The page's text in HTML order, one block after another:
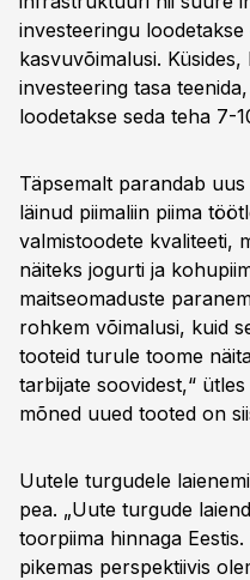
investeeringu
kasvuvõimalusi.
investeering tasa
loodetakse seda teha 7-
Täpsemalt parandab
läinud piimaliin piima
valmistoodete kvaliteeti,
näiteks jogurti ja
maitseomaduste
rohkem võimalusi, kuid
tooteid turule toome
tarbijate soovidest,“
mõned uued tooted on
Uutele turgudele
pea. „Uute turgude
toorpiima hinnaga
pikemas perspektiivis